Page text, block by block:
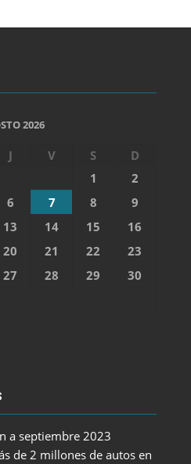
2026
J V S
D
1
2
6 7 8
9
13 14 15
16
20 21 22
23
27 28 29
30
a septiembre 2023
de 2 millones de autos en